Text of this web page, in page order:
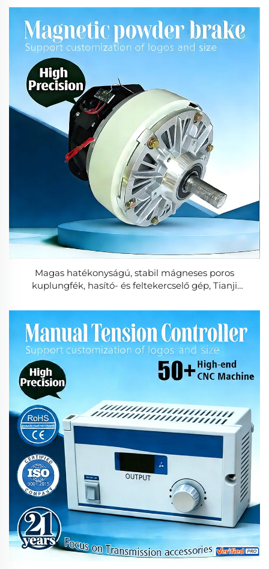
Magas hatékonyságú, stabil mágneses poros
kuplungfék, hasító- és feltekercselő gép, Tianji